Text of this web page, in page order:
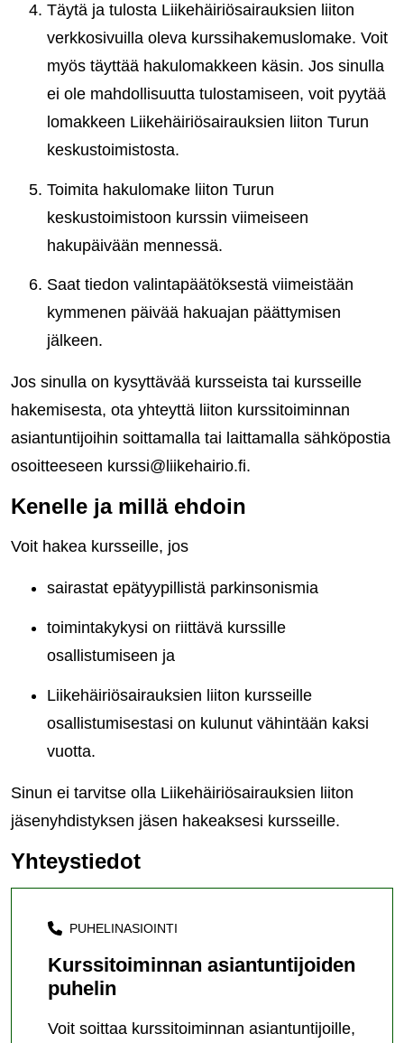
Täytä ja tulosta Liikehäiriösairauksien liiton
verkkosivuilla oleva kurssihakemuslomake. Voit
myös täyttää hakulomakkeen käsin. Jos sinulla
ei ole mahdollisuutta tulostamiseen, voit pyytää
lomakkeen Liikehäiriösairauksien liiton Turun
keskustoimistosta.
Toimita hakulomake liiton Turun
keskustoimistoon kurssin viimeiseen
hakupäivään mennessä.
Saat tiedon valintapäätöksestä viimeistään
kymmenen päivää hakuajan päättymisen
jälkeen.
Jos sinulla on kysyttävää kursseista tai kursseille
hakemisesta, ota yhteyttä liiton kurssitoiminnan
asiantuntijoihin soittamalla tai laittamalla sähköpostia
osoitteeseen kurssi@liikehairio.fi.
Kenelle ja millä ehdoin
Voit hakea kursseille, jos
sairastat epätyypillistä parkinsonismia
toimintakykysi on riittävä kurssille
osallistumiseen ja
Liikehäiriösairauksien liiton kursseille
osallistumisestasi on kulunut vähintään kaksi
vuotta.
Sinun ei tarvitse olla Liikehäiriösairauksien liiton
jäsenyhdistyksen jäsen hakeaksesi kursseille.
Yhteystiedot
PUHELINASIOINTI
Kurssitoiminnan asiantuntijoiden
puhelin
Voit soittaa kurssitoiminnan asiantuntijoille,